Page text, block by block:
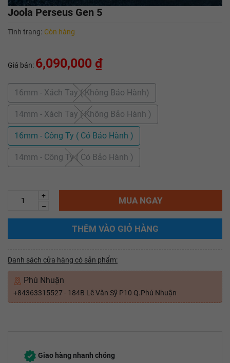
Joola Perseus Gen 5
Tình trạng: Còn hàng
Giá bán: 6,090,000 ₫
16mm - Xách Tay ( Không Bảo Hành)
14mm - Xách Tay ( Không Bảo Hành )
16mm - Công Ty ( Có Bảo Hành )
14mm - Công Ty ( Có Bảo Hành )
+
–
MUA NGAY
THÊM VÀO GIỎ HÀNG
Danh sách cửa hàng có sản phẩm:
Phú Nhuận
+84363315527 - 184B Lê Văn Sỹ P10 Q.Phú Nhuận
Giao hàng nhanh chóng